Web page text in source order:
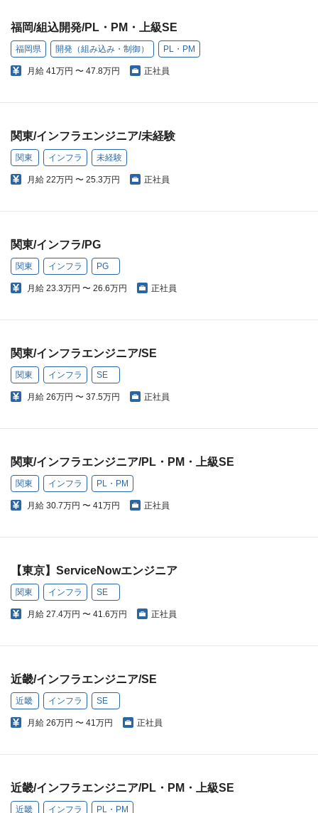
福岡/組込開発/PL・PM・上級SE
福岡県 開発（組み込み・制御） PL・PM
月給 41万円 〜 47.8万円 正社員
関東/インフラエンジニア/未経験
関東 インフラ 未経験
月給 22万円 〜 25.3万円 正社員
関東/インフラ/PG
関東 インフラ PG
月給 23.3万円 〜 26.6万円 正社員
関東/インフラエンジニア/SE
関東 インフラ SE
月給 26万円 〜 37.5万円 正社員
関東/インフラエンジニア/PL・PM・上級SE
関東 インフラ PL・PM
月給 30.7万円 〜 41万円 正社員
【東京】ServiceNowエンジニア
関東 インフラ SE
月給 27.4万円 〜 41.6万円 正社員
近畿/インフラエンジニア/SE
近畿 インフラ SE
月給 26万円 〜 41万円 正社員
近畿/インフラエンジニア/PL・PM・上級SE
近畿 インフラ PL・PM